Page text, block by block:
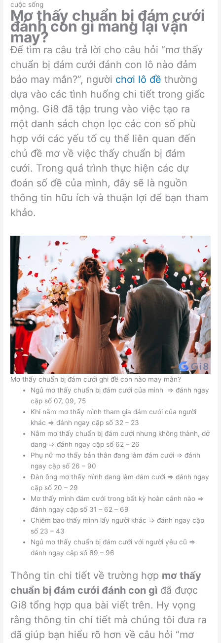
cuộc sống
Mơ thấy chuẩn bị đám cưới
đánh con gì mang lại vận
may?
Để tìm ra câu trả lời cho câu hỏi “mơ thấy
chuẩn bị đám cưới đánh con lô nào đảm
bảo may mắn?”, người chơi lô đề thường
dựa vào các tình huống chi tiết trong giấc
mộng. Gi8 đã tập trung vào việc tạo ra
một danh sách chọn lọc các con số phù
hợp với các yếu tố cụ thể liên quan đến
chủ đề mơ về việc thấy chuẩn bị đám
cưới. Trong quá trình thực hiện các dự
đoán số đề của mình, đây sẽ là nguồn
thông tin hữu ích và thuận lợi để bạn tham
khảo.
Mơ thấy chuẩn bị đám cưới ghi đề con nào may mắn?
Ngủ mơ thấy chuẩn bị đám cưới của mình => đánh ngay
cặp số 07, 09, 75
Khi nằm mơ thấy mình tham gia đám cưới của người
khác => đánh ngay cặp số 32 – 23
Nằm mơ thấy chuẩn bị đám cưới nhưng không thành, dở
dang => đánh ngay cặp số 62 – 26
Phụ nữ mơ thấy bản thân đang làm đám cưới => đánh
ngay cặp số 26 – 90
Đàn ông mơ thấy mình đang làm đám cưới => đánh ngay
cặp số 20 – 29
Mơ thấy mình đám cưới trong bất kỳ hoàn cảnh nào =>
đánh ngay cặp số 31 – 62 – 69
Chiêm bao thấy mình lấy người khác => đánh ngay cặp
số 23 – 43
Ngủ mơ thấy chuẩn bị đám cưới với người yêu cũ =>
đánh ngay cặp số 69 – 96
Thông tin chi tiết về trường hợp mơ thấy
chuẩn bị đám cưới đánh con gì đã được
Gi8 tổng hợp qua bài viết trên. Hy vọng
rằng thông tin chi tiết mà chúng tôi đưa ra
đã giúp bạn hiểu rõ hơn về câu hỏi “mơ